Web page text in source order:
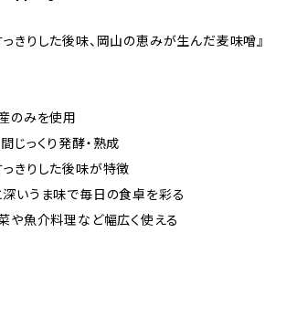
っきりした後味、岡山の恵みが生んだ麦味噌』
のみを使用
じっくり発酵・熟成
っきりした後味が特徴
深いうま味で毎日の食卓を彩る
菜や魚介料理など幅広く使える